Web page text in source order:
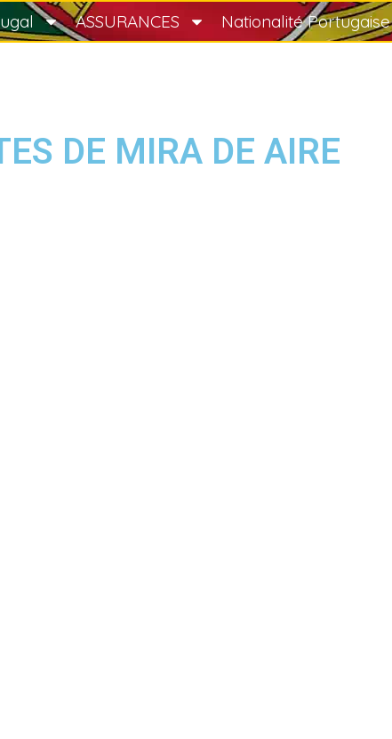
ASSURANCES Nationalité Portugaise
DE MIRA DE AIRE